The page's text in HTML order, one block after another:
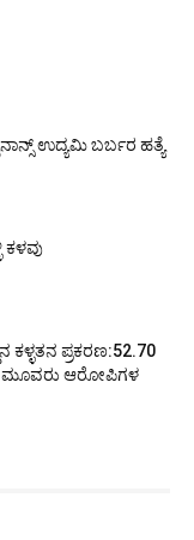
ಉದ್ಯಮಿ ಬರ್ಬರ ಹತ್ಯೆ
ಕಳವು
ಕಳ್ಳತನ ಪ್ರಕರಣ:52.70
ಮೂವರು ಆರೋಪಿಗಳ